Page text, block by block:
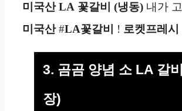
미국산 LA 꽃갈비 (냉동) 내가
미국산#LA꽃갈비 ! 로켓프레시
3. 곰곰 양념 소 LA 갈
장)